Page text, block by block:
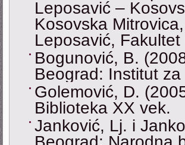
Leposavić ‒
Kosovska
Leposavić,
Bogunović, B.
Beograd: Institut
Golemović, D.
Biblioteka XX vek.
Janković, Lj. i